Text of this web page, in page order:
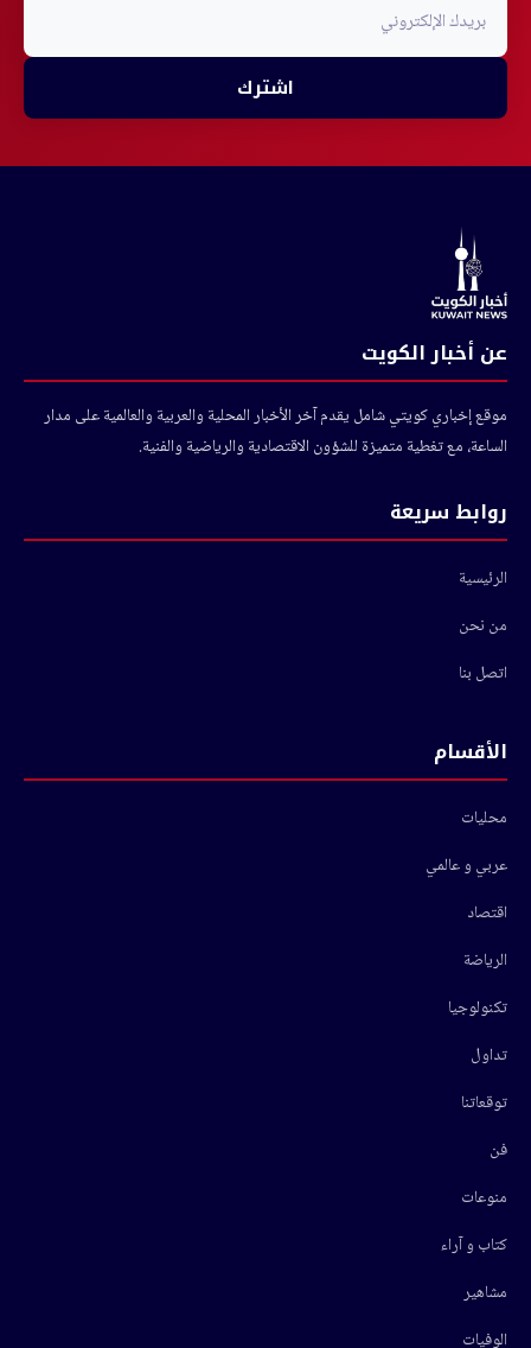
اشترك
عن أخبار الكويت
موقع إخباري كويتي شامل يقدم آخر الأخبار المحلية والعربية والعالمية على مدار
الساعة، مع تغطية متميزة للشؤون الاقتصادية والرياضية والفنية.
روابط سريعة
الرئيسية
من نحن
اتصل بنا
الأقسام
محليات
عربي و عالمي
اقتصاد
الرياضة
تكنولوجيا
تداول
توقعاتنا
فن
منوعات
كتاب و آراء
مشاهير
الوفيات